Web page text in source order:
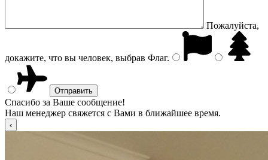
Пожалуйста,
докажите, что вы человек, выбрав Флаг.
Спасибо за Ваше сообщение!
Наш менеджер свяжется с Вами в ближайшее время.